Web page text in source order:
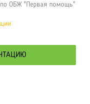
по ОБЖ "Первая помощь"